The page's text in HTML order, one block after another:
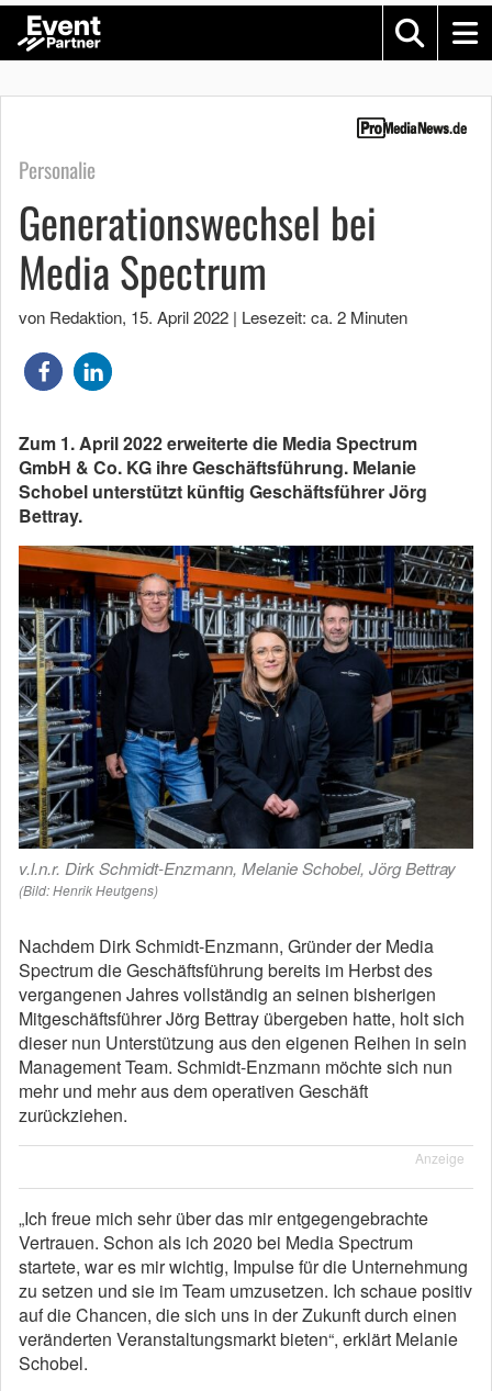
Personalie
Generationswechsel bei
Media Spectrum
von Redaktion, 15. April 2022 | Lesezeit: ca. 2 Minuten
Zum 1. April 2022 erweiterte die Media Spectrum
GmbH & Co. KG ihre Geschäftsführung. Melanie
Schobel unterstützt künftig Geschäftsführer Jörg
Bettray.
v.l.n.r. Dirk Schmidt-Enzmann, Melanie Schobel, Jörg Bettray
(Bild: Henrik Heutgens)
Nachdem Dirk Schmidt-Enzmann, Gründer der Media
Spectrum die Geschäftsführung bereits im Herbst des
vergangenen Jahres vollständig an seinen bisherigen
Mitgeschäftsführer Jörg Bettray übergeben hatte, holt sich
dieser nun Unterstützung aus den eigenen Reihen in sein
Management Team. Schmidt-Enzmann möchte sich nun
mehr und mehr aus dem operativen Geschäft
zurückziehen.
Anzeige
„Ich freue mich sehr über das mir entgegengebrachte
Vertrauen. Schon als ich 2020 bei Media Spectrum
startete, war es mir wichtig, Impulse für die Unternehmung
zu setzen und sie im Team umzusetzen. Ich schaue positiv
auf die Chancen, die sich uns in der Zukunft durch einen
veränderten Veranstaltungsmarkt bieten“, erklärt Melanie
Schobel.